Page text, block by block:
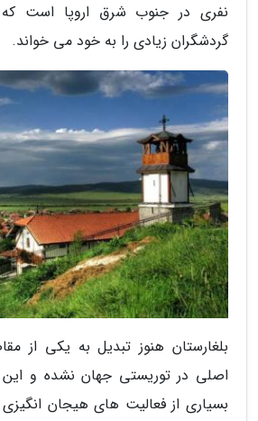
نفری در جنوب شرق اروپا است که
گردشگران زیادی را به خود می خواند.
بلغارستان هنوز تبدیل به یکی از
اصلی در توریستی جهان نشده و
بسیاری از فعالیت های هیجان